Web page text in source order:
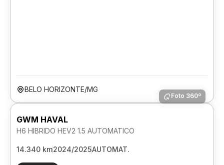
BELO HORIZONTE/MG
Foto 360º
GWM HAVAL
H6 HIBRIDO HEV2 1.5 AUTOMATICO
14.340 km2024/2025AUTOMAT.